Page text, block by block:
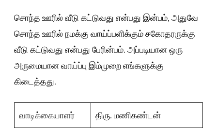
சோழபாண்டி
மன்னார்குடி
சொந்த ஊரில் வீடு கட்டுவது என்பது இன்பம், அதுவே
சொந்த ஊரில் நமக்கு வாய்ப்பளிக்கும் சகோதரருக்கு
வீடு கட்டுவது என்பது பேரின்பம். அப்படியான ஒரு
அருமையான வாய்ப்பு இம்முறை எங்களுக்கு
கிடைத்தது.
வாடிக்கையாளர் திரு. மணிகண்டன்